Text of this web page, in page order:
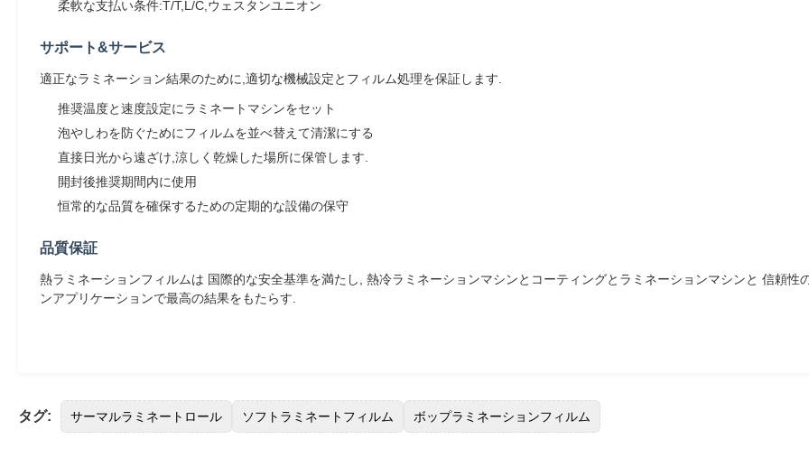
柔軟な支払い条件:T/T,L/C,ウェスタンユニオン
サポート&サービス
適正なラミネーション結果のために,適切な機械設定とフィルム処理を保証します.
推奨温度と速度設定にラミネートマシンをセット
泡やしわを防ぐためにフィルムを並べ替えて清潔にする
直接日光から遠ざけ,涼しく乾燥した場所に保管します.
開封後推奨期間内に使用
恒常的な品質を確保するための定期的な設備の保守
品質保証
熱ラミネーションフィルムは 国際的な安全基準を満たし, 熱冷ラミネーションマシンとコーティングとラミネーションマシンと 信頼
ンアプリケーションで最高の結果をもたらす.
タグ: サーマルラミネートロール ソフトラミネートフィルム ボップラミネーションフィルム